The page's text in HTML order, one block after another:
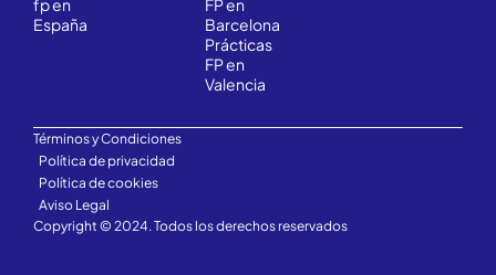
fp en
España
FP en
Barcelona
Prácticas
FP en
Valencia
Copyright © 2024. Todos los derechos reservados
Términos y Condiciones
Política de privacidad
Política de cookies
Aviso Legal